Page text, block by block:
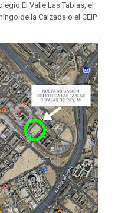
El Valle Las Tablas, el
de la Calzada o el CEIP